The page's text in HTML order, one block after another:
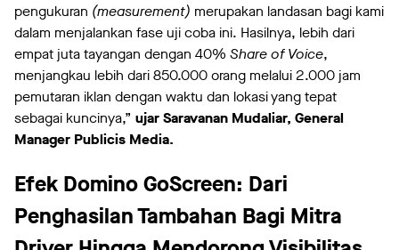
pengukuran (measurement) merupakan landasan bagi kami
dalam menjalankan fase uji coba ini. Hasilnya, lebih dari
empat juta tayangan dengan 40% Share of Voice,
menjangkau lebih dari 850.000 orang melalui 2.000 jam
pemutaran iklan dengan waktu dan lokasi yang tepat
sebagai kuncinya,” ujar Saravanan Mudaliar, General
Manager Publicis Media.
Efek Domino GoScreen: Dari
Penghasilan Tambahan Bagi Mitra